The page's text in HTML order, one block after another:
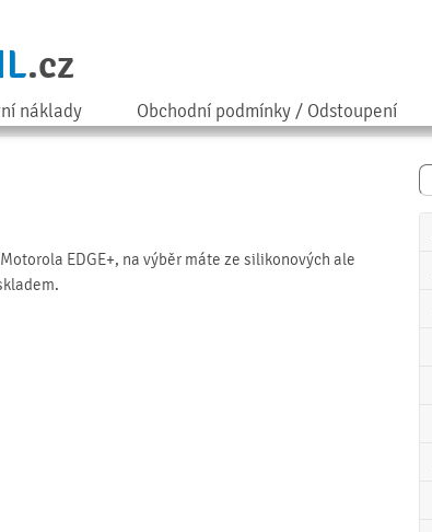
.cz
náklady Obchodní podmínky / Odstoupení
EDGE+, na výběr máte ze silikonových ale